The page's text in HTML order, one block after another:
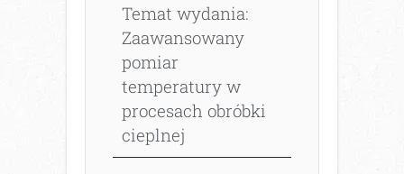
Temat wydania:
Zaawansowany
pomiar
temperatury w
procesach obróbki
cieplnej